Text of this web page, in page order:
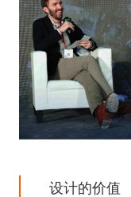
设计的价值